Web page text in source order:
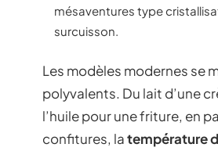
mésaventures type
surcuisson.
Les modèles modernes se
polyvalents. Du lait d’une
l’huile pour une friture, en
confitures, latempérature